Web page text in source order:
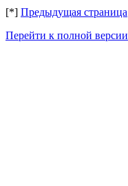
[*] Предыдущая страница
Перейти к полной версии